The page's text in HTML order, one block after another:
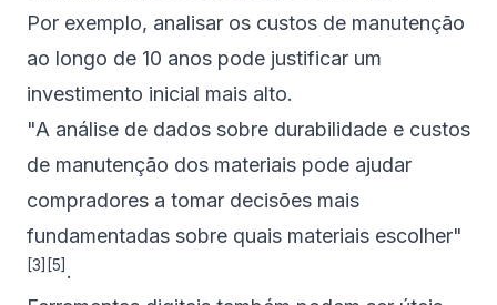
Por exemplo, analisar os custos de manutenção
ao longo de 10 anos pode justificar um
investimento inicial mais alto.
"A análise de dados sobre durabilidade e custos
de manutenção dos materiais pode ajudar
compradores a tomar decisões mais
fundamentadas sobre quais materiais escolher"
[3] [5] .